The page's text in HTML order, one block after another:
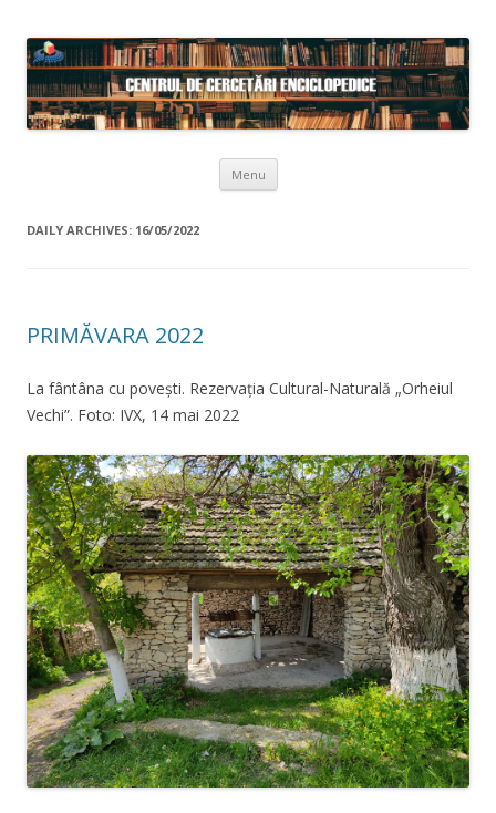
Menu Skip to content
DAILY ARCHIVES: 16/05/2022
PRIMĂVARA 2022
La fântâna cu povești. Rezervația Cultural-Naturală „Orheiul
Vechi”. Foto: IVX, 14 mai 2022